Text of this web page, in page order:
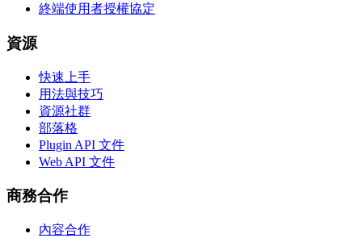
終端使用者授權協定
資源
快速上手
用法與技巧
資源社群
部落格
Plugin API 文件
Web API 文件
商務合作
內容合作